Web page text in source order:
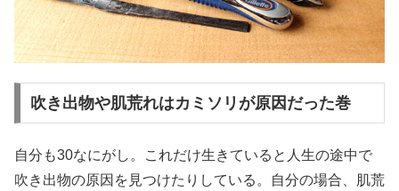
吹き出物や肌荒れはカミソリが原因だった巻
自分も30なにがし。これだけ生きていると人生の途中で
吹き出物の原因を見つけたりしている。自分の場合、肌荒